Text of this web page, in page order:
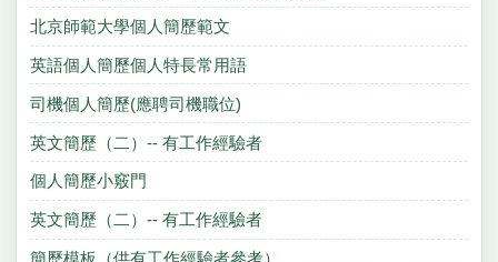
北京師範大學個人簡歷範文
英語個人簡歷個人特長常用語
司機個人簡歷(應聘司機職位)
英文簡歷（二）-- 有工作經驗者
個人簡歷小竅門
英文簡歷（二）-- 有工作經驗者
簡歷模板（供有工作經驗者參考）